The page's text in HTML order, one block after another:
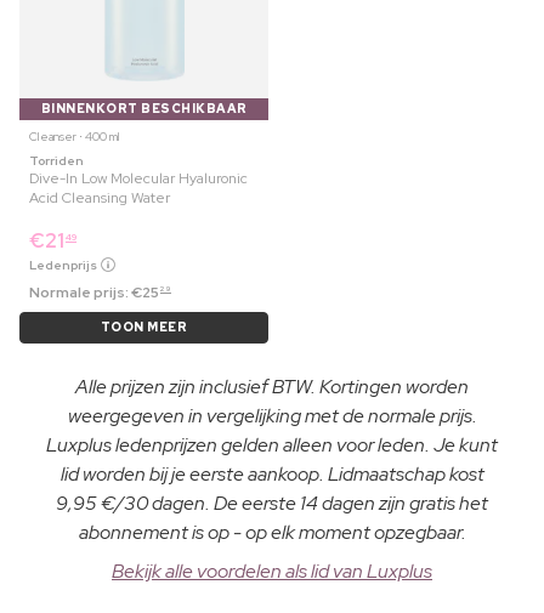
BINNENKORT BESCHIKBAAR
Cleanser ⋅ 400 ml
Torriden
Dive-In Low Molecular Hyaluronic
Acid Cleansing Water
€21 49
Ledenprijs
Normale prijs:€25 29
TOON MEER
Alle prijzen zijn inclusief BTW. Kortingen worden
weergegeven in vergelijking met de normale prijs.
Luxplus ledenprijzen gelden alleen voor leden. Je kunt
lid worden bij je eerste aankoop. Lidmaatschap kost
9,95 €/30 dagen. De eerste 14 dagen zijn gratis het
abonnement is op - op elk moment opzegbaar.
Bekijk alle voordelen als lid van Luxplus